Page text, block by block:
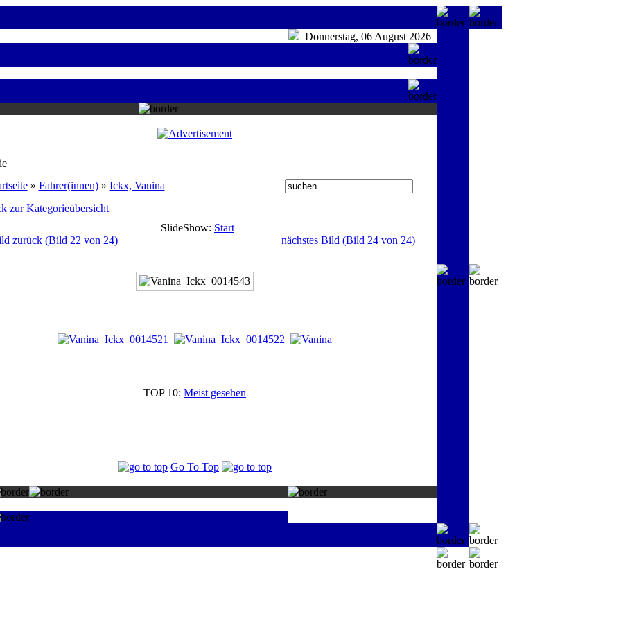
Donnerstag, 06 August 2026
» Fahrer(innen)» Ickx, Vanina
zur Kategorieübersicht
SlideShow: Start
zurück (Bild 22 von 24)
nächstes Bild (Bild 24 von 24)
TOP 10: Meist gesehen
Go To Top